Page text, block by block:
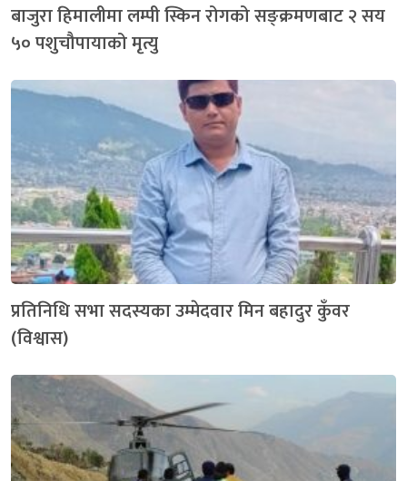
बाजुरा हिमालीमा लम्पी स्किन रोगको सङ्क्रमणबाट २ सय
५० पशुचौपायाको मृत्यु
प्रतिनिधि सभा सदस्यका उम्मेदवार मिन बहादुर कुँवर
(विश्वास)